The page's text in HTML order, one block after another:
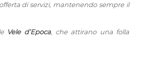
di servizi, mantenendo sempre il
Vele d’Epoca, che attirano una folla